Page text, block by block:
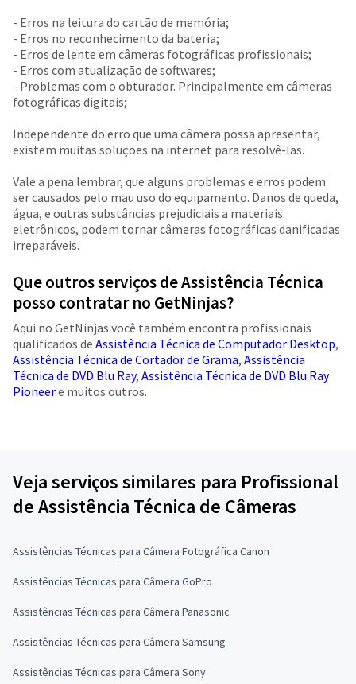
- Erros na leitura do cartão de memória;
- Erros no reconhecimento da bateria;
- Erros de lente em câmeras fotográficas profissionais;
- Erros com atualização de softwares;
- Problemas com o obturador. Principalmente em câmeras
fotográficas digitais;
Independente do erro que uma câmera possa apresentar,
existem muitas soluções na internet para resolvê-las.
Vale a pena lembrar, que alguns problemas e erros podem
ser causados pelo mau uso do equipamento. Danos de queda,
água, e outras substâncias prejudiciais a materiais
eletrônicos, podem tornar câmeras fotográficas danificadas
irreparáveis.
Que outros serviços de Assistência Técnica
posso contratar no GetNinjas?
Aqui no GetNinjas você também encontra profissionais
qualificados de Assistência Técnica de Computador Desktop,
Assistência Técnica de Cortador de Grama, Assistência
Técnica de DVD Blu Ray, Assistência Técnica de DVD Blu Ray
Pioneere muitos outros.
Veja serviços similares para Profissional
de Assistência Técnica de Câmeras
Assistências Técnicas para Câmera Fotográfica Canon
Assistências Técnicas para Câmera GoPro
Assistências Técnicas para Câmera Panasonic
Assistências Técnicas para Câmera Samsung
Assistências Técnicas para Câmera Sony